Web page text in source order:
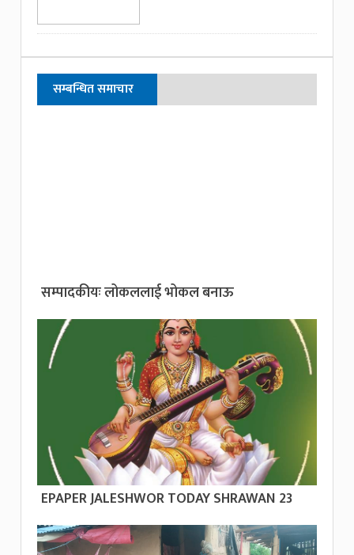
सम्बन्धित समाचार
सम्पादकीयः लोकललाई भोकल बनाऊ
EPAPER JALESHWOR TODAY SHRAWAN 23